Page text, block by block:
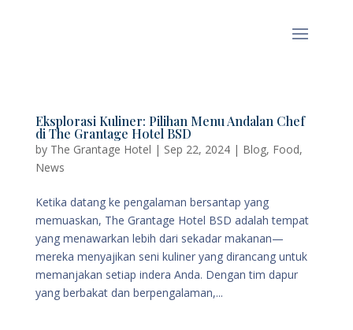
Eksplorasi Kuliner: Pilihan Menu Andalan Chef
di The Grantage Hotel BSD
by The Grantage Hotel | Sep 22, 2024| Blog, Food,
News
Ketika datang ke pengalaman bersantap yang
memuaskan, The Grantage Hotel BSD adalah tempat
yang menawarkan lebih dari sekadar makanan—
mereka menyajikan seni kuliner yang dirancang untuk
memanjakan setiap indera Anda. Dengan tim dapur
yang berbakat dan berpengalaman,...